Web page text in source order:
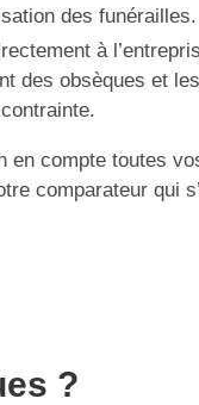
des funérailles.
à
des obsèques et
en compte toutes
comparateur qui
?